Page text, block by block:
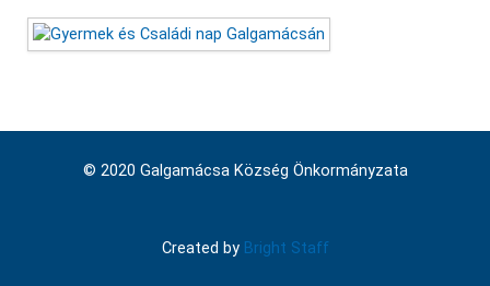
© 2020 Galgamácsa Község Önkormányzata
Created by Bright Staff